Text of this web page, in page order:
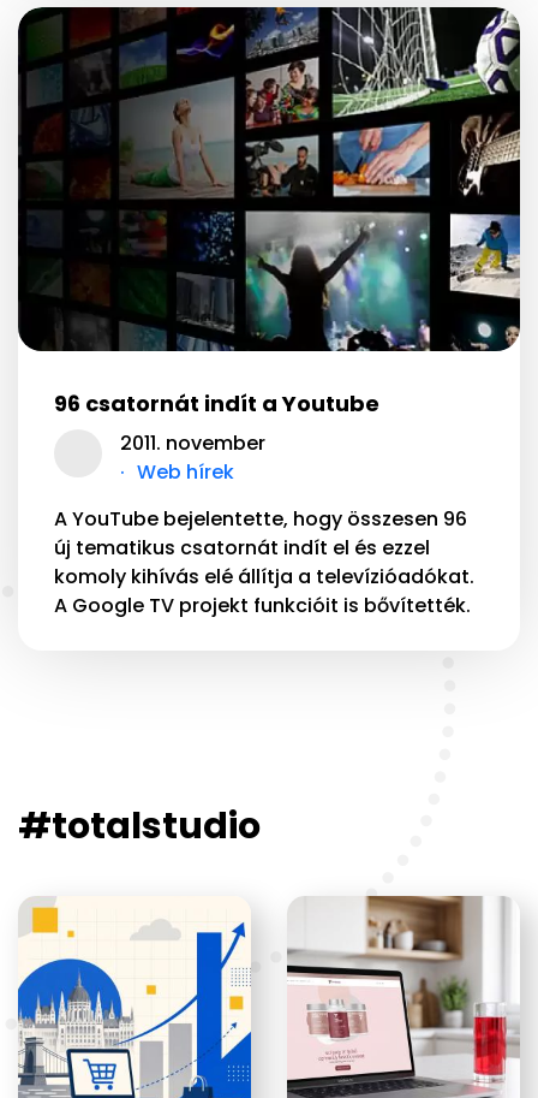
96 csatornát indít a Youtube
2011. november
Web hírek
A YouTube bejelentette, hogy összesen 96
új tematikus csatornát indít el és ezzel
komoly kihívás elé állítja a televízióadókat.
A Google TV projekt funkcióit is bővítették.
#totalstudio